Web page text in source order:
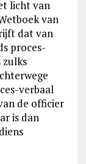
licht van
van
dat van
proces-
verbaal
de officier
is dan